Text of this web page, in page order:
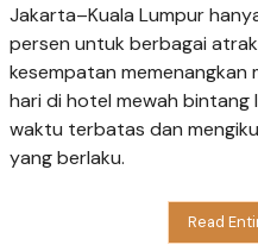
Jakarta–Kuala Lumpur
persen untuk berbagai
kesempatan memenangkan
hari di hotel mewah bintang
waktu terbatas dan
yang berlaku.
Read